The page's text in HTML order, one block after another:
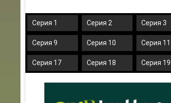
Серия 1 Серия 2 Серия 3
Серия 9 Серия 10 Серия 11
Серия 17 Серия 18 Серия 19